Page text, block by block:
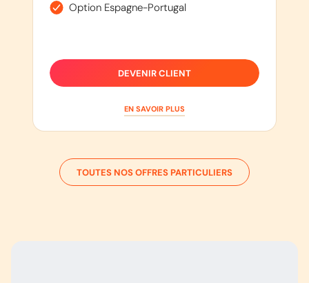
Option Espagne-Portugal
DEVENIR CLIENT
EN SAVOIR PLUS
TOUTES NOS OFFRES PARTICULIERS